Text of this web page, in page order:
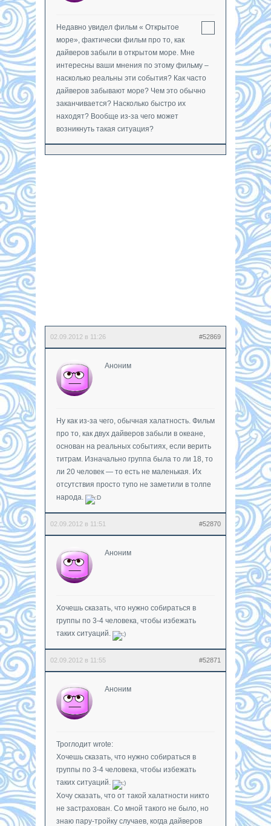
Недавно увидел фильм « Открытое
море», фактически фильм про то, как
дайверов забыли в открытом море. Мне
интересны ваши мнения по этому фильму –
насколько реальны эти события? Как часто
дайверов забывают море? Чем это обычно
заканчивается? Насколько быстро их
находят? Вообще из-за чего может
возникнуть такая ситуация?
02.09.2012 в 11:26 #52869
Аноним
Ну как из-за чего, обычная халатность. Фильм
про то, как двух дайверов забыли в океане,
основан на реальных событиях, если верить
титрам. Изначально группа была то ли 18, то
ли 20 человек — то есть не маленькая. Их
отсутствия просто тупо не заметили в толпе
народа.
02.09.2012 в 11:51 #52870
Аноним
Хочешь сказать, что нужно собираться в
группы по 3-4 человека, чтобы избежать
таких ситуаций.
02.09.2012 в 11:55 #52871
Аноним
Троглодит wrote:
Хочешь сказать, что нужно собираться в
группы по 3-4 человека, чтобы избежать
таких ситуаций.
Хочу сказать, что от такой халатности никто
не застрахован. Со мной такого не было, но
знаю пару-тройку случаев, когда дайверов